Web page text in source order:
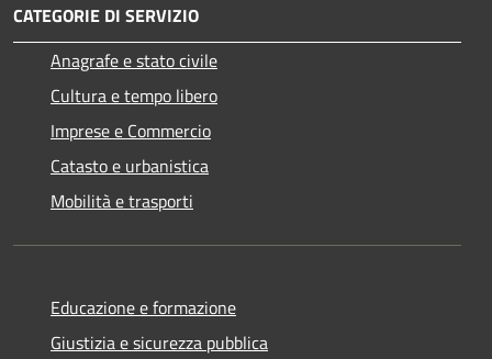
CATEGORIE DI SERVIZIO
Anagrafe e stato civile
Cultura e tempo libero
Imprese e Commercio
Catasto e urbanistica
Mobilità e trasporti
Educazione e formazione
Giustizia e sicurezza pubblica